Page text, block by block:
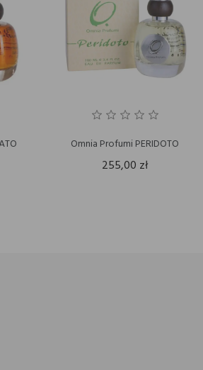
Omnia Profumi PERIDOTO
255,00 zł